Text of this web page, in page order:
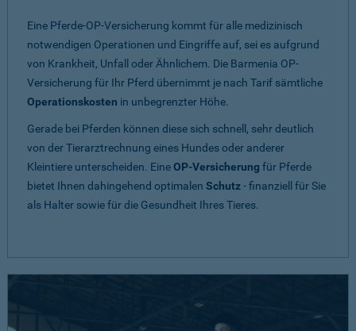
Eine Pferde-OP-Versicherung kommt für alle medizinisch
notwendigen Operationen und Eingriffe auf, sei es aufgrund
von Krankheit, Unfall oder Ähnlichem. Die Barmenia OP-
Versicherung für Ihr Pferd übernimmt je nach Tarif sämtliche
Operationskosten in unbegrenzter Höhe.
Gerade bei Pferden können diese sich schnell, sehr deutlich
von der Tierarztrechnung eines Hundes oder anderer
Kleintiere unterscheiden. EineOP-Versicherung für Pferde
bietet Ihnen dahingehend optimalen Schutz- finanziell für Sie
als Halter sowie für die Gesundheit Ihres Tieres.